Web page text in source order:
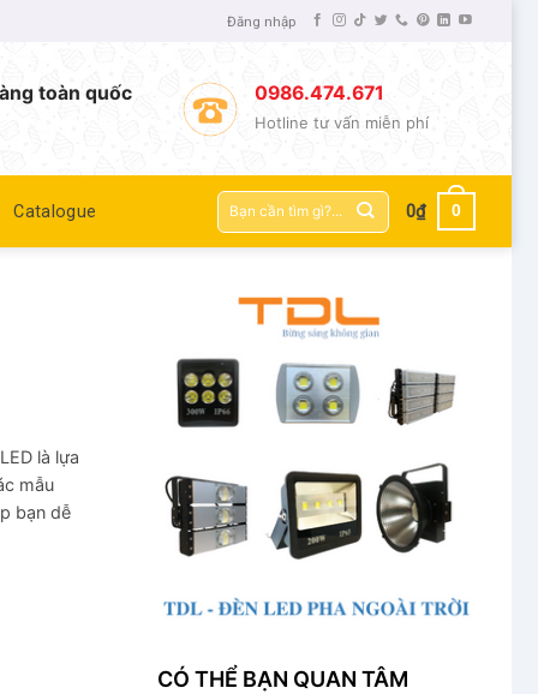
Đăng nhập
toàn quốc 0986.474.671
Hotline tư vấn miễn phí
Catalogue
Tìm
kiếm:
0₫ 0
là lựa
mẫu
bạn dễ
CÓ THỂ BẠN QUAN TÂM